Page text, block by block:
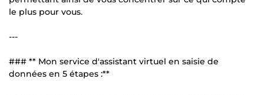
le plus pour vous.
---
### ** Mon service d'assistant virtuel en saisie de
données en 5 étapes :**